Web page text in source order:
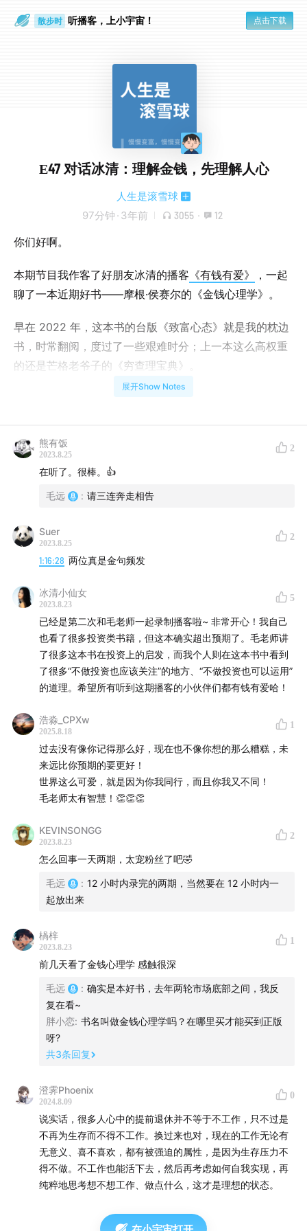
散步时 听播客，上小宇宙！ 点击下载
E47 对话冰清：理解金钱，先理解人心
人生是滚雪球
97分钟 · 3年前 3055 · 12
你们好啊。
本期节目我作客了好朋友冰清的播客 《有钱有爱》
，一起
聊了一本近期好书——摩根·侯赛尔的《金钱心理学》。
早在 2022 年，这本书的台版《致富心态》就是我的枕边
书，时常翻阅，度过了一些艰难时分；上一本这么高权重
的还是芒格老爷子的《穷查理宝典》。
一期这本非常推荐给无论是否做投资的朋友的书。
我非常感谢摩根·侯赛尔老师写出了这么一本精彩的书，希
望推荐给你这本书的 3 个理由：
有太大关系。
跟他人的观点、媒体的情绪和市场当前的价格关系并不
3、投资更多在于人心，但也需要与之匹配的行动来持续
匹配修行。
收听地图
投资回报需要付出的代价
好的投资者陪伴，需要好的讲述
14:37 投资中「纪律」比「判断」更重要
投资者教育究竟是否能够改变人，还是仅仅在筛选
42:55 某个投资品种的收益 VS 你投资这个品种的收益
相信的「故事」不同，对未来的预期就不同
人总是习惯用自己最容易理解的原因，去解释完全不
量，但需要「时间」
需要「攀比」的锚点，是因为失去了自己的锚点
储蓄可以提升安全感，但人生的幸福感不仅仅是账户
里的数字
展开Show Notes
熊有饭
2023.8.25
2
在听了。很棒。👍
毛远 : 请三连奔走相告
Suer
2023.8.25
2
1:16:28 两位真是金句频发
冰清小仙女
2023.8.23
5
已经是第二次和毛老师一起录制播客啦~ 非常开心！我自己
也看了很多投资类书籍，但这本确实超出预期了。毛老师讲
了很多这本书在投资上的启发，而我个人则在这本书中看到
了很多“不做投资也应该关注”的地方、“不做投资也可以运用”
的道理。希望所有听到这期播客的小伙伴们都有钱有爱哈！
浩淼_CPXw
2025.8.18
1
过去没有像你记得那么好，现在也不像你想的那么糟糕，未
来远比你预期的要更好！
世界这么可爱，就是因为你我同行，而且你我又不同！
毛老师太有智慧！👏👏👏
KEVINSONGG
2023.8.23
2
怎么回事一天两期，太宠粉丝了吧🤣
毛远 : 12 小时内录完的两期，当然要在 12 小时内一
起放出来
楇梓
2023.8.23
1
前几天看了金钱心理学 感触很深
毛远 : 确实是本好书，去年两轮市场底部之间，我反
复在看~
胖小恋: 书名叫做金钱心理学吗？在哪里买才能买到正版
呀?
共3条回复
澄霁Phoenix
2024.8.09
0
说实话，很多人心中的提前退休并不等于不工作，只不过是
不再为生存而不得不工作。换过来也对，现在的工作无论有
无意义、喜不喜欢，都有被强迫的属性，是因为生存压力不
得不做。不工作也能活下去，然后再考虑如何自我实现，再
纯粹地思考想不想工作、做点什么，这才是理想的状态。